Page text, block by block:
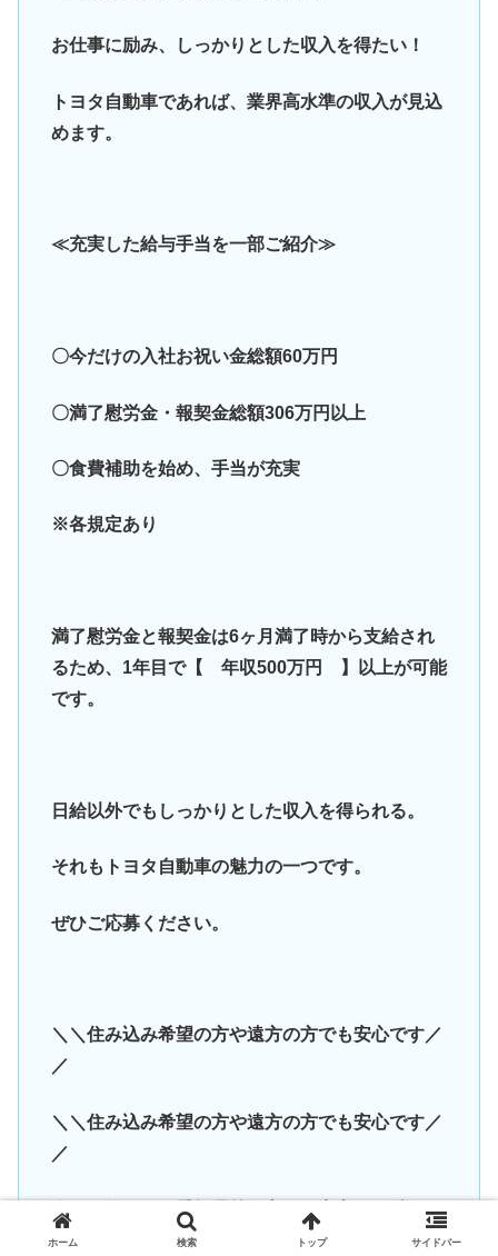
お仕事に励み、しっかりとした収入を得たい！
トヨタ自動車であれば、業界高水準の収入が見込
めます。
≪充実した給与手当を一部ご紹介≫
〇今だけの入社お祝い金総額60万円
〇満了慰労金・報契金総額306万円以上
〇食費補助を始め、手当が充実
※各規定あり
満了慰労金と報契金は6ヶ月満了時から支給され
るため、1年目で【 年収500万円 】以上が可能
です。
日給以外でもしっかりとした収入を得られる。
それもトヨタ自動車の魅力の一つです。
ぜひご応募ください。
＼＼住み込み希望の方や遠方の方でも安心です／
／
＼＼住み込み希望の方や遠方の方でも安心です／
／
今のお住まいが愛知県外の方でも安心して働ける
寮をご用意いたします。
ホーム 検索 トップ サイドバー